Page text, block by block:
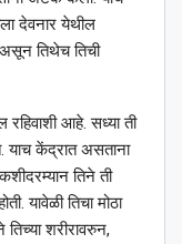
देवनार येथील
तिथेच तिची
रहिवाशी आहे. सध्या ती
याच केंद्रात असताना
तिने ती
यावेळी तिचा मोठा
तिच्या शरीरावरुन,